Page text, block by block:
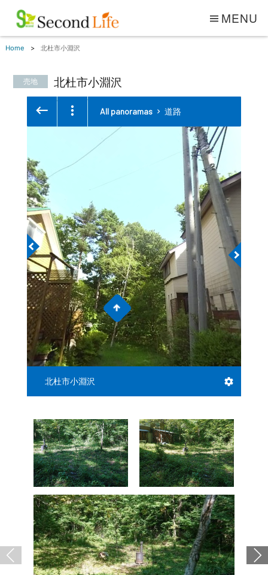
MENU
Home 北杜市小淵沢
売地 北杜市小淵沢